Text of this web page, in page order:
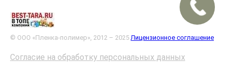
© ООО «Пленка-полимер», 2012 – 2025 Лицензионное соглашение
Согласие на обработку персональных данных